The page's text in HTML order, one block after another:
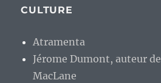
CULTURE
Atramenta
Jérome Dumont, auteur
MacLane